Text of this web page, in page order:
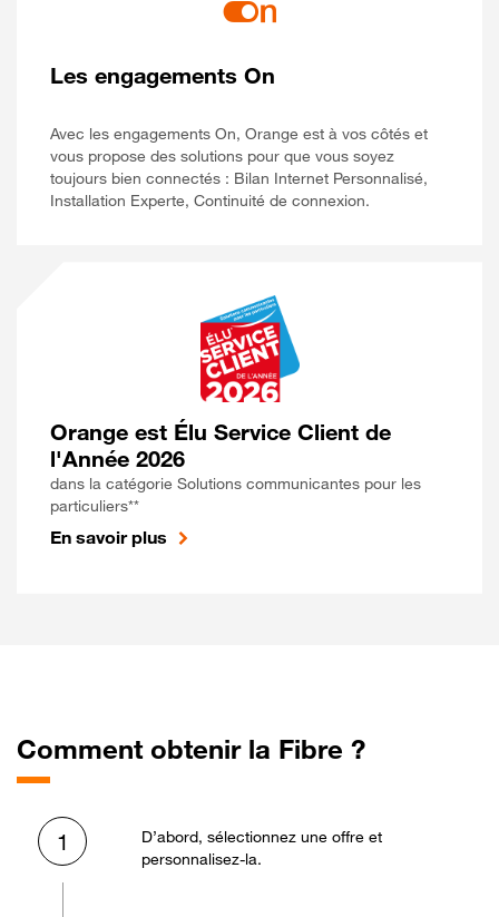
Les engagements On
Avec les engagements On, Orange est à vos côtés et
vous propose des solutions pour que vous soyez
toujours bien connectés : Bilan Internet Personnalisé,
Installation Experte, Continuité de connexion.
Orange est Élu Service Client de
l'Année 2026
dans la catégorie Solutions communicantes pour les
particuliers**
En savoir plus
Comment obtenir la Fibre ?
1
D’abord, sélectionnez une offre et
personnalisez-la.